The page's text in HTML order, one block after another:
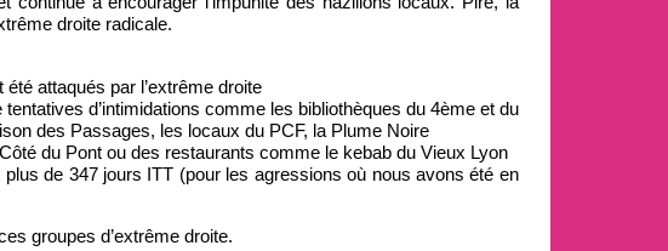
droite radicale.
attaqués par l’extrême droite
d’intimidations comme les bibliothèques du 4ème et du
des Passages, les locaux du PCF, la Plume Noire
du Pont ou des restaurants comme le kebab du Vieux Lyon
de 347 jours ITT (pour les agressions où nous avons été en
groupes d’extrême droite.